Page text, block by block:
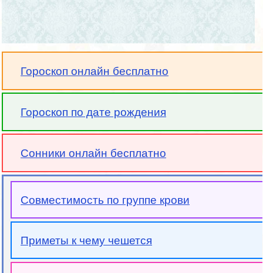
Гороскоп онлайн бесплатно
Гороскоп по дате рождения
Сонники онлайн бесплатно
Совместимость по группе крови
Приметы к чему чешется